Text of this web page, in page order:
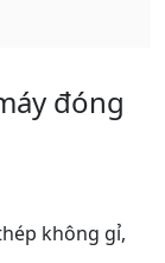
đóng
không gỉ,